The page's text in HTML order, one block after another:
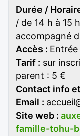
Durée /
/ de 14 h à 15
accompagné
Accès :
Tarif : sur
parent : 5 €
Contact info
Email :
Site web :
famille-tohu-